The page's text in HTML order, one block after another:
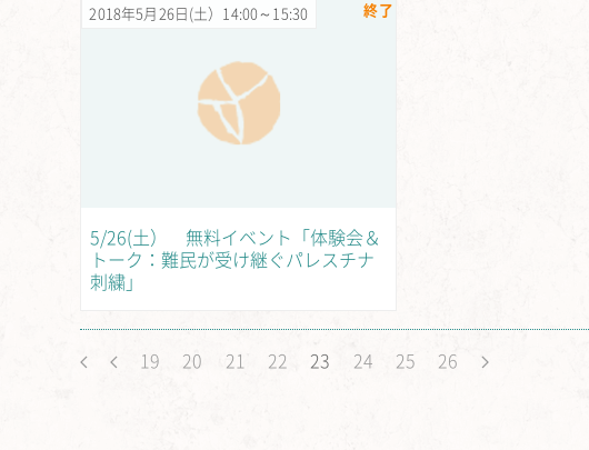
終了
2018年5月26日(土）14:00～15:30
5/26(土） 無料イベント「体験会＆
トーク：難民が受け継ぐパレスチナ
刺繍」
19 20 21 22 23 24 25 26